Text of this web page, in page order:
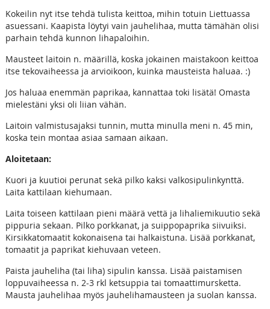
Kokeilin nyt itse tehdä tulista keittoa, mihin totuin Liettuassa
asuessani. Kaapista löytyi vain jauhelihaa, mutta tämähän olisi
parhain tehdä kunnon lihapaloihin.
Mausteet laitoin n. määrillä, koska jokainen maistakoon keittoa
itse tekovaiheessa ja arvioikoon, kuinka mausteista haluaa. :)
Jos haluaa enemmän paprikaa, kannattaa toki lisätä! Omasta
mielestäni yksi oli liian vähän.
Laitoin valmistusajaksi tunnin, mutta minulla meni n. 45 min,
koska tein montaa asiaa samaan aikaan.
Aloitetaan:
Kuori ja kuutioi perunat sekä pilko kaksi valkosipulinkynttä.
Laita kattilaan kiehumaan.
Laita toiseen kattilaan pieni määrä vettä ja lihaliemikuutio sekä
pippuria sekaan. Pilko porkkanat, ja suippopaprika siivuiksi.
Kirsikkatomaatit kokonaisena tai halkaistuna. Lisää porkkanat,
tomaatit ja paprikat kiehuvaan veteen.
Paista jauheliha (tai liha) sipulin kanssa. Lisää paistamisen
loppuvaiheessa n. 2-3 rkl ketsuppia tai tomaattimursketta.
Mausta jauhelihaa myös jauhelihamausteen ja suolan kanssa.